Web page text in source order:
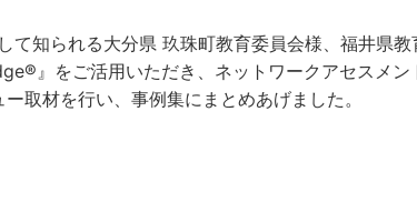
知られる大分県 玖珠町教育委員会様、福井県教
』をご活用いただき、ネットワークアセスメン
取材を行い、事例集にまとめあげました。